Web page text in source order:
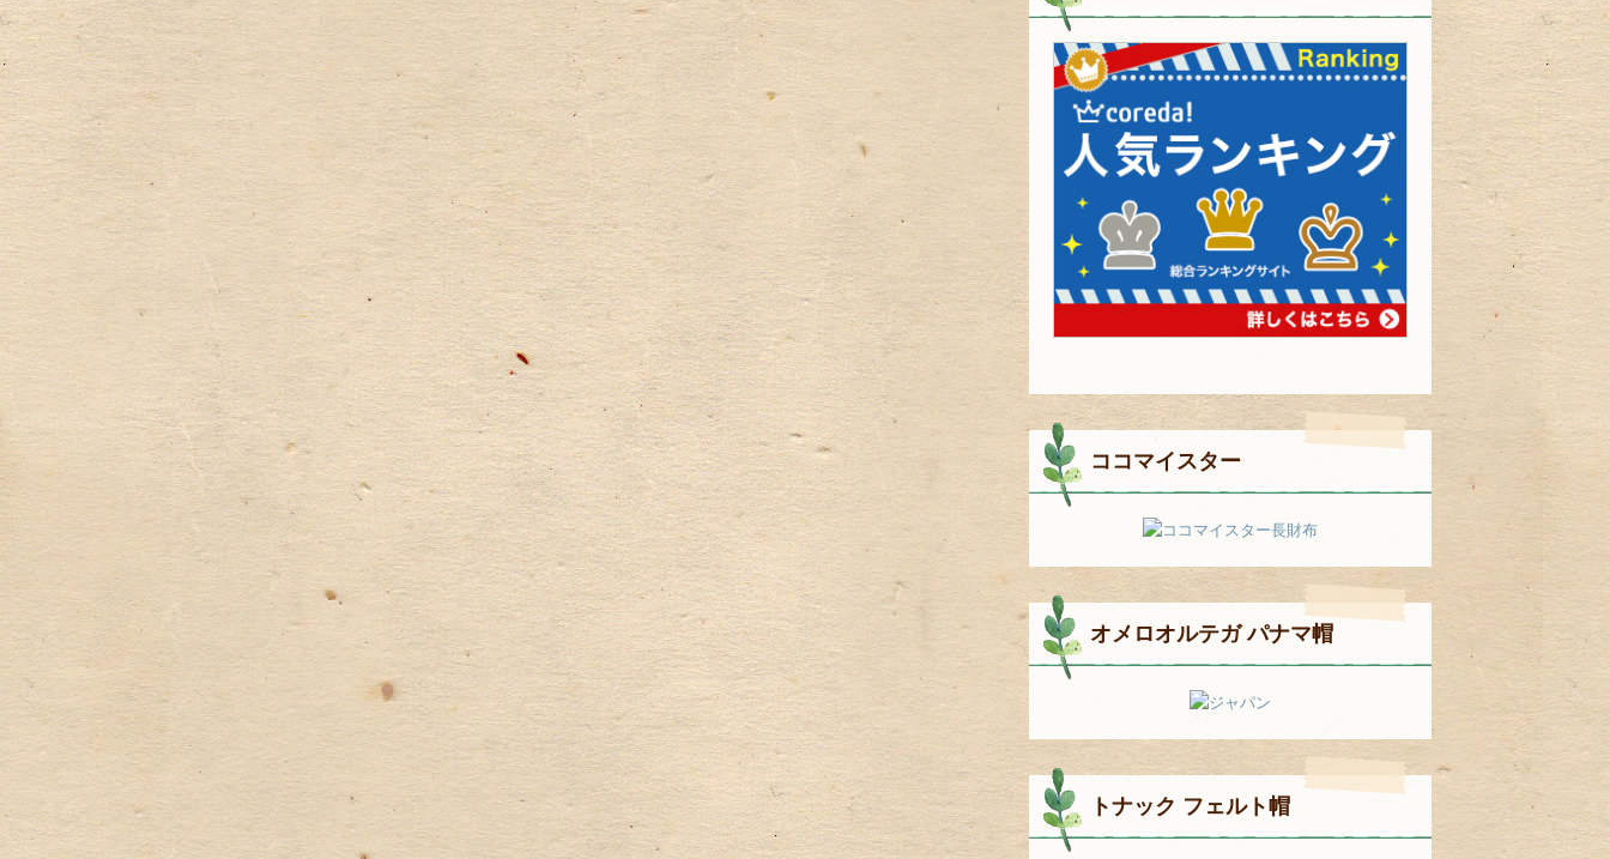
ココマイスター
オメロオルテガ パナマ帽
トナック フェルト帽